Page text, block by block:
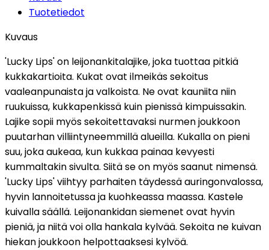
Tuotetiedot
Kuvaus
'Lucky Lips' on leijonankitalajike, joka tuottaa pitkiä
kukkakartioita. Kukat ovat ilmeikäs sekoitus
vaaleanpunaista ja valkoista. Ne ovat kauniita niin
ruukuissa, kukkapenkissä kuin pienissä kimpuissakin.
Lajike sopii myös sekoitettavaksi nurmen joukkoon
puutarhan villiintyneemmillä alueilla. Kukalla on pieni
suu, joka aukeaa, kun kukkaa painaa kevyesti
kummaltakin sivulta. Siitä se on myös saanut nimensä.
'Lucky Lips' viihtyy parhaiten täydessä auringonvalossa,
hyvin lannoitetussa ja kuohkeassa maassa. Kastele
kuivalla säällä. Leijonankidan siemenet ovat hyvin
pieniä, ja niitä voi olla hankala kylvää. Sekoita ne kuivan
hiekan joukkoon helpottaaksesi kylvöä.